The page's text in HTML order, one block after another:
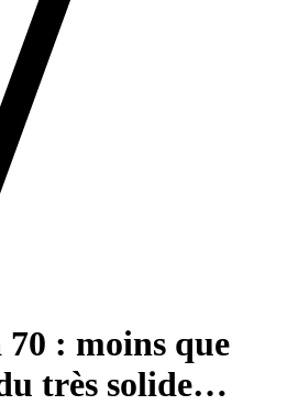
: moins que
très solide…